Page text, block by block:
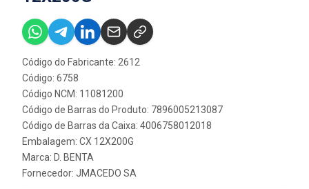
Código do Fabricante: 2612
Código: 6758
Código NCM: 11081200
Código de Barras do Produto: 7896005213087
Código de Barras da Caixa: 4006758012018
Embalagem: CX 12X200G
Marca: D. BENTA
Fornecedor: JMACEDO SA